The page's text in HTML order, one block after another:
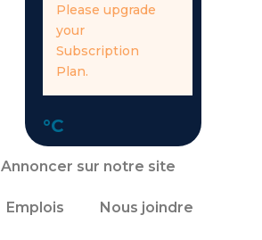
Please upgrade
your
Subscription
Plan.
°C
Annoncer sur notre site
Emplois Nous joindre